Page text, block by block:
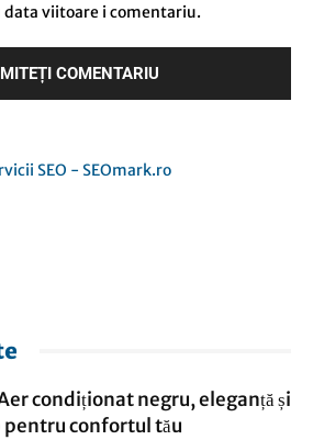
viitoare i comentariu.
condiționat negru, eleganță și
confortul tău